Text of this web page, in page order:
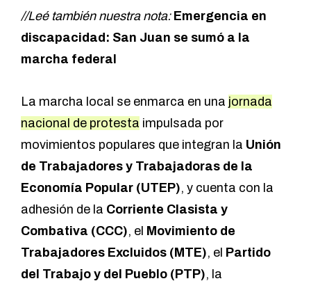
//Leé también nuestra nota: Emergencia en
discapacidad: San Juan se sumó a la
marcha federal
La marcha local se enmarca en una jornada
nacional de protesta impulsada por
movimientos populares que integran la Unión
de Trabajadores y Trabajadoras de la
Economía Popular (UTEP), y cuenta con la
adhesión de la Corriente Clasista y
Combativa (CCC), el Movimiento de
Trabajadores Excluidos (MTE), el Partido
del Trabajo y del Pueblo (PTP), la